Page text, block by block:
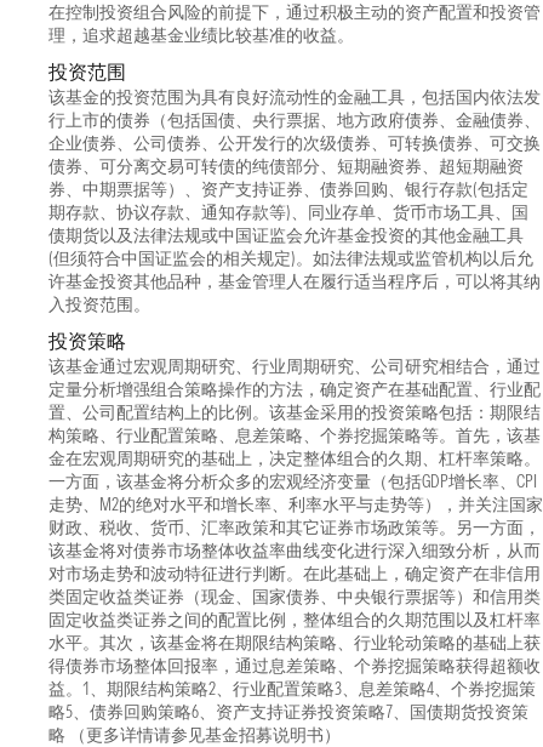
在控制投资组合风险的前提下，通过积极主动的资产配置和投资管
理，追求超越基金业绩比较基准的收益。
投资范围
该基金的投资范围为具有良好流动性的金融工具，包括国内依法发
行上市的债券（包括国债、央行票据、地方政府债券、金融债券、
企业债券、公司债券、公开发行的次级债券、可转换债券、可交换
债券、可分离交易可转债的纯债部分、短期融资券、超短期融资
券、中期票据等）、资产支持证券、债券回购、银行存款(包括定
期存款、协议存款、通知存款等)、同业存单、货币市场工具、国
债期货以及法律法规或中国证监会允许基金投资的其他金融工具
(但须符合中国证监会的相关规定)。如法律法规或监管机构以后允
许基金投资其他品种，基金管理人在履行适当程序后，可以将其纳
入投资范围。
投资策略
该基金通过宏观周期研究、行业周期研究、公司研究相结合，通过
定量分析增强组合策略操作的方法，确定资产在基础配置、行业配
置、公司配置结构上的比例。该基金采用的投资策略包括：期限结
构策略、行业配置策略、息差策略、个券挖掘策略等。首先，该基
金在宏观周期研究的基础上，决定整体组合的久期、杠杆率策略。
一方面，该基金将分析众多的宏观经济变量（包括GDP增长率、CPI
走势、M2的绝对水平和增长率、利率水平与走势等），并关注国家
财政、税收、货币、汇率政策和其它证券市场政策等。另一方面，
该基金将对债券市场整体收益率曲线变化进行深入细致分析，从而
对市场走势和波动特征进行判断。在此基础上，确定资产在非信用
类固定收益类证券（现金、国家债券、中央银行票据等）和信用类
固定收益类证券之间的配置比例，整体组合的久期范围以及杠杆率
水平。其次，该基金将在期限结构策略、行业轮动策略的基础上获
得债券市场整体回报率，通过息差策略、个券挖掘策略获得超额收
益。1、期限结构策略2、行业配置策略3、息差策略4、个券挖掘策
略5、债券回购策略6、资产支持证券投资策略7、国债期货投资策
略 （更多详情请参见基金招募说明书）